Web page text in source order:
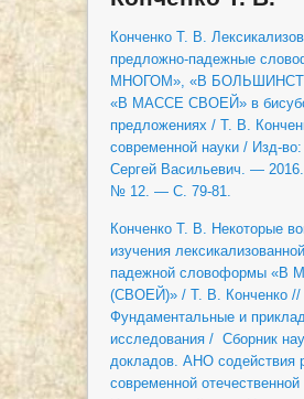
Конченко Т. В.
предложно-падежные
МНОГОМ», «В
«В МАССЕ СВОЕЙ» в
предложениях / Т. В.
современной науки / Изд-
Сергей Васильевич. —
№ 12. — С. 79-81.
Конченко Т. В. Некоторые
изучения
падежной словоформы «В
(СВОЕЙ)» / Т. В. Конченко //
Фундаментальные и
исследования / Сборник
докладов. АНО содействия
современной отечественной